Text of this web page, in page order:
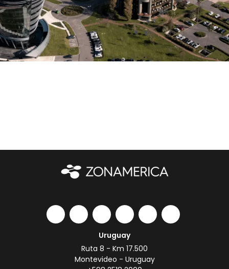
Uruguay
Ruta 8 - Km 17.500
Montevideo - Uruguay